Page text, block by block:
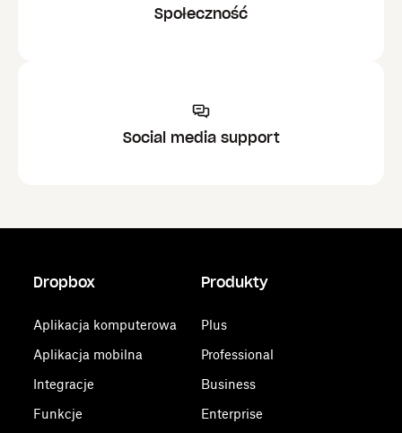
Społeczność
Social media support
Dropbox
Aplikacja komputerowa
Aplikacja mobilna
Integracje
Funkcje
Produkty
Plus
Professional
Business
Enterprise